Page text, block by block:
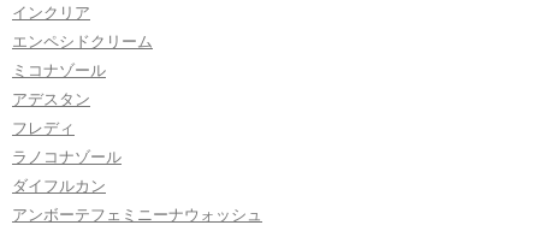
インクリア
エンペシドクリーム
ミコナゾール
アデスタン
フレディ
ラノコナゾール
ダイフルカン
アンボーテフェミニーナウォッシュ